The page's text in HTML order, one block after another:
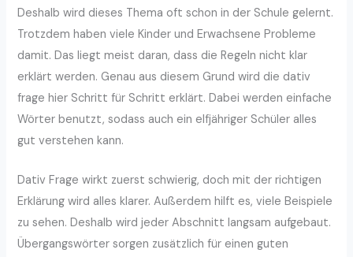
Deshalb wird dieses Thema oft schon in der Schule gelernt.
Trotzdem haben viele Kinder und Erwachsene Probleme
damit. Das liegt meist daran, dass die Regeln nicht klar
erklärt werden. Genau aus diesem Grund wird die dativ
frage hier Schritt für Schritt erklärt. Dabei werden einfache
Wörter benutzt, sodass auch ein elfjähriger Schüler alles
gut verstehen kann.
Dativ Frage wirkt zuerst schwierig, doch mit der richtigen
Erklärung wird alles klarer. Außerdem hilft es, viele Beispiele
zu sehen. Deshalb wird jeder Abschnitt langsam aufgebaut.
Übergangswörter sorgen zusätzlich für einen guten